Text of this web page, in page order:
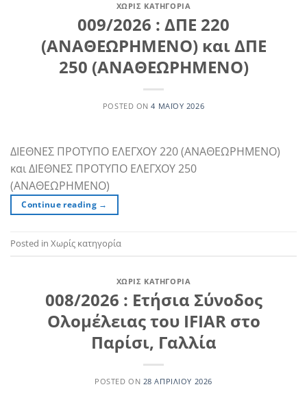
ΧΩΡΊΣ ΚΑΤΗΓΟΡΊΑ
009/2026 : ΔΠΕ 220
(ΑΝΑΘΕΩΡΗΜΕΝΟ) και ΔΠΕ
250 (ΑΝΑΘΕΩΡΗΜΕΝΟ)
POSTED ON4 ΜΑΪ́ΟΥ 2026
ΔΙΕΘΝΕΣ ΠΡΟΤΥΠΟ ΕΛΕΓΧΟΥ 220 (ΑΝΑΘΕΩΡΗΜΕΝΟ)
και ΔΙΕΘΝΕΣ ΠΡΟΤΥΠΟ ΕΛΕΓΧΟΥ 250
(ΑΝΑΘΕΩΡΗΜΕΝΟ)
Continue reading →
Posted in Χωρίς κατηγορία
ΧΩΡΊΣ ΚΑΤΗΓΟΡΊΑ
008/2026 : Ετήσια Σύνοδος
Ολομέλειας του IFIAR στο
Παρίσι, Γαλλία
POSTED ON 28 ΑΠΡΙΛΊΟΥ 2026